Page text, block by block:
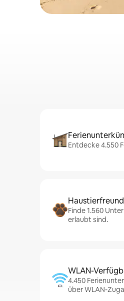
Entdecke 4.550
Finde 1.560
erlaubt sind.
WLAN-
4.450
über WLAN-